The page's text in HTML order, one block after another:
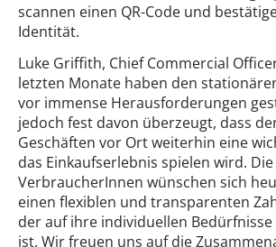
scannen einen QR-Code und
Identität.
Luke Griffith, Chief Commercial
letzten Monate haben den
vor immense Herausforderungen
jedoch fest davon überzeugt, dass
Geschäften vor Ort weiterhin eine
das Einkaufserlebnis spielen wird. Die
VerbraucherInnen wünschen sich
einen flexiblen und transparenten
der auf ihre individuellen
ist. Wir freuen uns auf die